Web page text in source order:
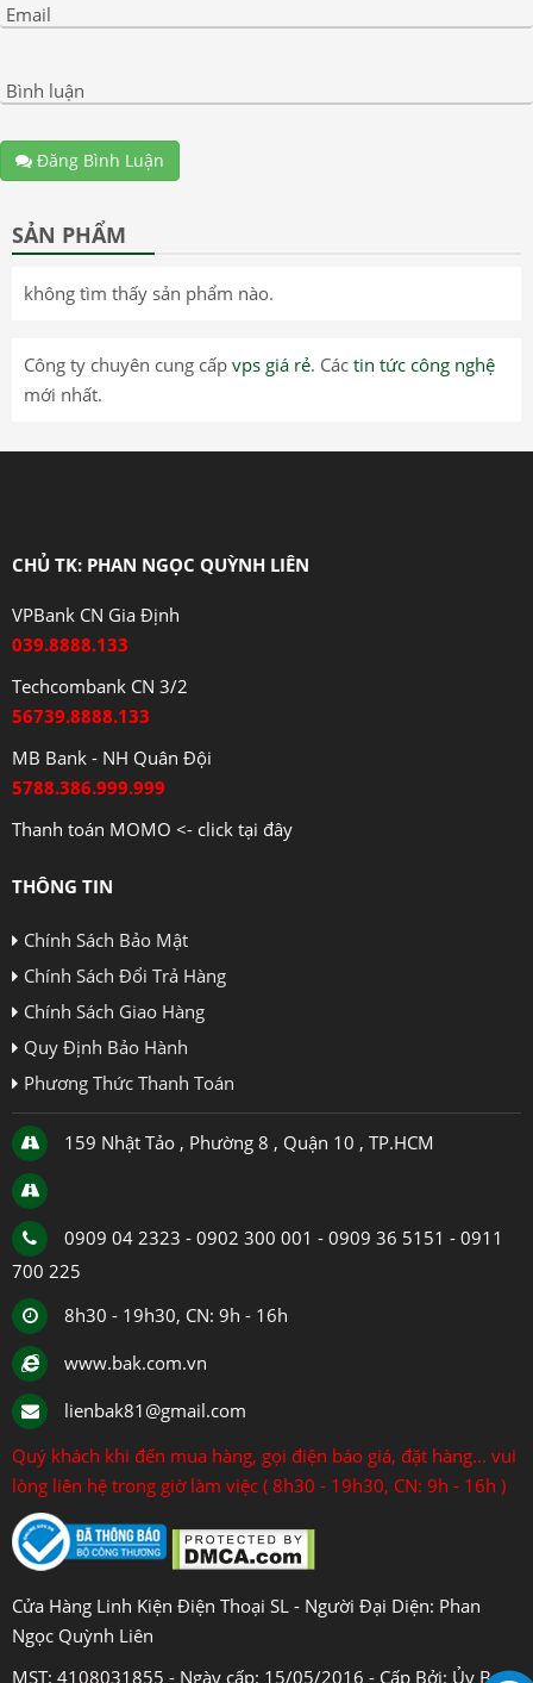
Email
Bình luận
Đăng Bình Luận
SẢN PHẨM
không tìm thấy sản phẩm nào.
Công ty chuyên cung cấp vps giá rẻ. Các tin tức công nghệ
mới nhất.
CHỦ TK: PHAN NGỌC QUỲNH LIÊN
VPBank CN Gia Định
039.8888.133
Techcombank CN 3/2
56739.8888.133
MB Bank - NH Quân Đội
5788.386.999.999
Thanh toán MOMO <- click tại đây
THÔNG TIN
Chính Sách Bảo Mật
Chính Sách Đổi Trả Hàng
Chính Sách Giao Hàng
Quy Định Bảo Hành
Phương Thức Thanh Toán
159 Nhật Tảo , Phường 8 , Quận 10 , TP.HCM
0909 04 2323 - 0902 300 001 - 0909 36 5151 - 0911
700 225
8h30 - 19h30, CN: 9h - 16h
www.bak.com.vn
lienbak81@gmail.com
Quý khách khi đến mua hàng, gọi điện báo giá, đặt hàng... vui
lòng liên hệ trong giờ làm việc ( 8h30 - 19h30, CN: 9h - 16h )
Cửa Hàng Linh Kiện Điện Thoại SL - Người Đại Diện: Phan
Ngọc Quỳnh Liên
MST: 4108031855 - Ngày cấp: 15/05/2016 - Cấp Bởi: Ủy Ban